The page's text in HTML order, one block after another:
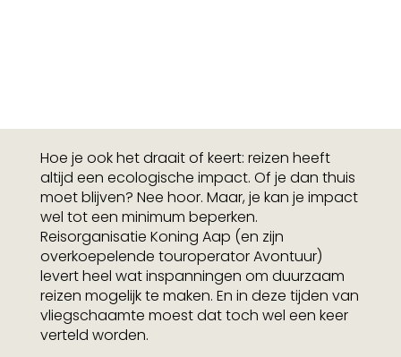
Hoe je ook het draait of keert: reizen heeft
altijd een ecologische impact. Of je dan thuis
moet blijven? Nee hoor. Maar, je kan je impact
wel tot een minimum beperken.
Reisorganisatie Koning Aap (en zijn
overkoepelende touroperator Avontuur)
levert heel wat inspanningen om duurzaam
reizen mogelijk te maken. En in deze tijden van
vliegschaamte moest dat toch wel een keer
verteld worden.